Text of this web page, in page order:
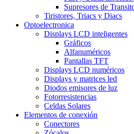
Supresores de
Tiristores, Triacs y Diacs
Optoelectronica
Displays LCD inteligentes
Gráficos
Alfanuméricos
Pantallas TFT
Displays LCD numéricos
Displays y matrices led
Diodos emisores de luz
Fotorresistencias
Celdas Solares
Elementos de conexión
Conectores